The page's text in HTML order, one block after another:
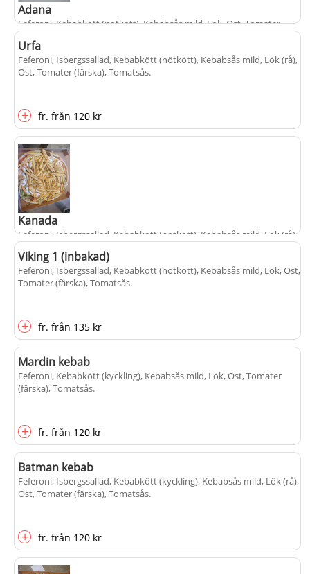
Adana
Feferoni, Kebabkött (nötkött), Kebabsås mild, Lök, Ost, Tomater
+ fr.från 120 kr
Urfa
Feferoni, Isbergssallad, Kebabkött (nötkött), Kebabsås mild, Lök (rå),
Ost, Tomater (färska), Tomatsås.
+ fr. från 120 kr
Kanada
Feferoni, Isbergssallad, Kebabkött (nötkött), Kebabsås mild, Lök (rå),
+ fr.från130 kr
Viking 1 (inbakad)
Feferoni, Isbergssallad, Kebabkött (nötkött), Kebabsås mild, Lök, Ost,
Tomater (färska), Tomatsås.
+ fr. från 135 kr
Mardin kebab
Feferoni, Kebabkött (kyckling), Kebabsås mild, Lök, Ost, Tomater
(färska), Tomatsås.
+ fr. från 120 kr
Batman kebab
Feferoni, Isbergssallad, Kebabkött (kyckling), Kebabsås mild, Lök (rå),
Ost, Tomater (färska), Tomatsås.
+ fr. från 120 kr